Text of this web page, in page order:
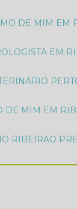
DE MIM EM
EM
DE MIM EM
RIBEIRAO